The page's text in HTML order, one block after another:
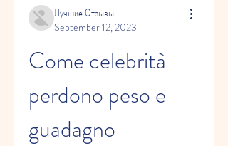
Лучшие Отзывы
September 12, 2023
Come celebrità
perdono peso e
guadagno